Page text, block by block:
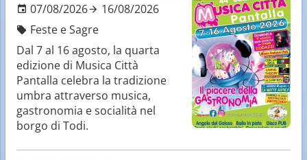
07/08/2026
16/08/2026
Feste e Sagre
Dal 7 al 16 agosto, la quarta
edizione di Musica Città
Pantalla celebra la tradizione
umbra attraverso musica,
gastronomia e socialità nel
borgo di Todi.